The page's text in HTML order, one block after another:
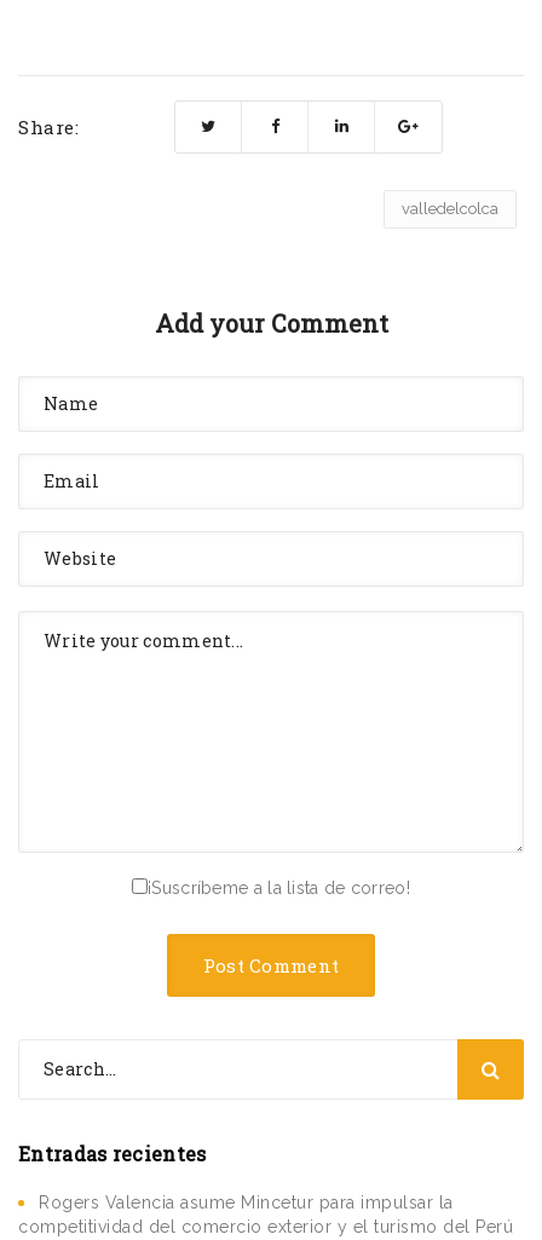
Share:
valledelcolca
Add your Comment
¡Suscríbeme a la lista de correo!
Entradas recientes
Rogers Valencia asume Mincetur para impulsar la
competitividad del comercio exterior y el turismo del Perú